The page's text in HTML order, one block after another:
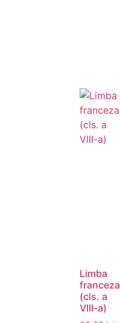
Limba
franceza
(cls. a
VIII-a)